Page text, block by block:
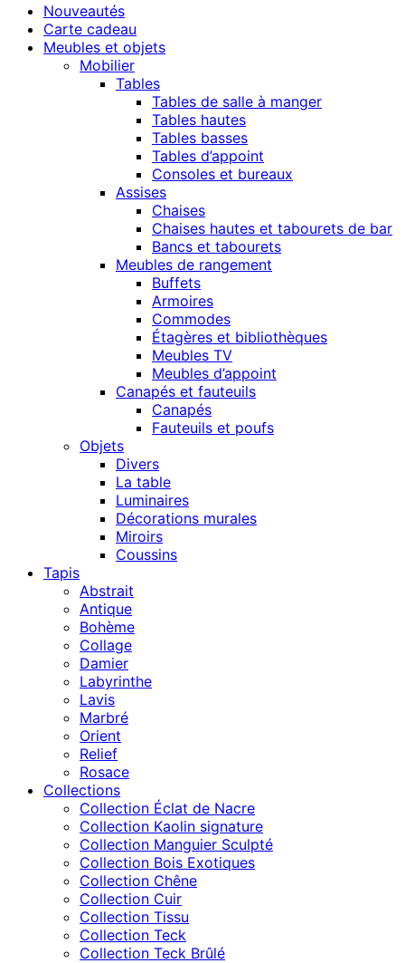
Nouveautés
Carte cadeau
Meubles et objets
Mobilier
Tables
Tables de salle à manger
Tables hautes
Tables basses
Tables d’appoint
Consoles et bureaux
Assises
Chaises
Chaises hautes et tabourets de bar
Bancs et tabourets
Meubles de rangement
Buffets
Armoires
Commodes
Étagères et bibliothèques
Meubles TV
Meubles d’appoint
Canapés et fauteuils
Canapés
Fauteuils et poufs
Objets
Divers
La table
Luminaires
Décorations murales
Miroirs
Coussins
Tapis
Abstrait
Antique
Bohème
Collage
Damier
Labyrinthe
Lavis
Marbré
Orient
Relief
Rosace
Collections
Collection Éclat de Nacre
Collection Kaolin signature
Collection Manguier Sculpté
Collection Bois Exotiques
Collection Chêne
Collection Cuir
Collection Tissu
Collection Teck
Collection Teck Brûlé